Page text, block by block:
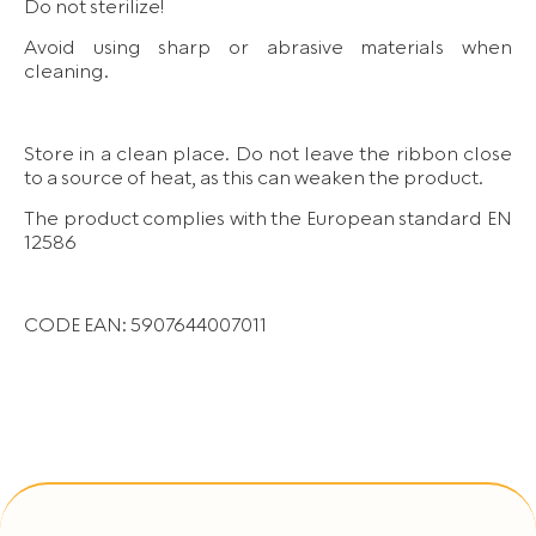
o wybór opcji „Nie wyrażam zgody”.
zgodę poprzez zmianę ustawień przeglądarki, z której
korzystają Państwo do przeglądania serwisu.
Do not sterilize!
Avoid using sharp or abrasive materials when
cleaning.
Store in a clean place. Do not leave the ribbon close
to a source of heat, as this can weaken the product.
The product complies with the European standard EN
12586
CODE EAN: 5907644007011